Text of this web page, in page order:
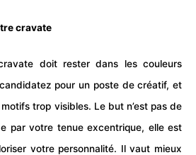
cravate
doit rester dans les couleurs
pour un poste de créatif, et
trop visibles. Le but n’est pas de
par votre tenue excentrique, elle est
votre personnalité. Il vaut mieux